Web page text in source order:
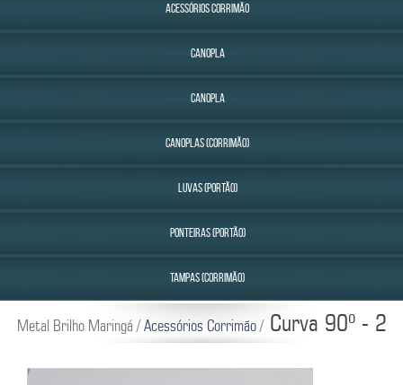
ACESSÓRIOS CORRIMÃO
CANOPLA
CANOPLA
CANOPLAS (CORRIMÃO)
LUVAS (PORTÃO)
PONTEIRAS (PORTÃO)
TAMPAS (CORRIMÃO)
Metal Brilho Maringá /Acessórios Corrimão/Curva 90º - 2